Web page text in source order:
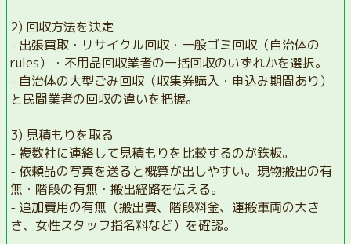
2) 回収方法を決定
- 出張買取・リサイクル回収・一般ゴミ回収（自治体の
rules）・不用品回収業者の一括回収のいずれかを選択。
- 自治体の大型ごみ回収（収集券購入・申込み期間あり）
と民間業者の回収の違いを把握。
3) 見積もりを取る
- 複数社に連絡して見積もりを比較するのが鉄板。
- 依頼品の写真を送ると概算が出しやすい。現物搬出の有
無・階段の有無・搬出経路を伝える。
- 追加費用の有無（搬出費、階段料金、運搬車両の大き
さ、女性スタッフ指名料など）を確認。